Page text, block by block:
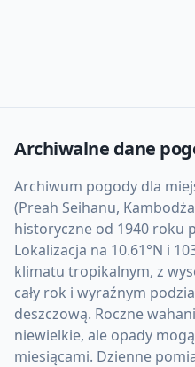
Archiwalne dane
Archiwum pogody dla
(Preah Seihanu,
historyczne od 1940 roku
Lokalizacja na 10.61°N i
klimatu tropikalnym, z
cały rok i wyraźnym
deszczową. Roczne
niewielkie, ale opady
miesiącami. Dzienne